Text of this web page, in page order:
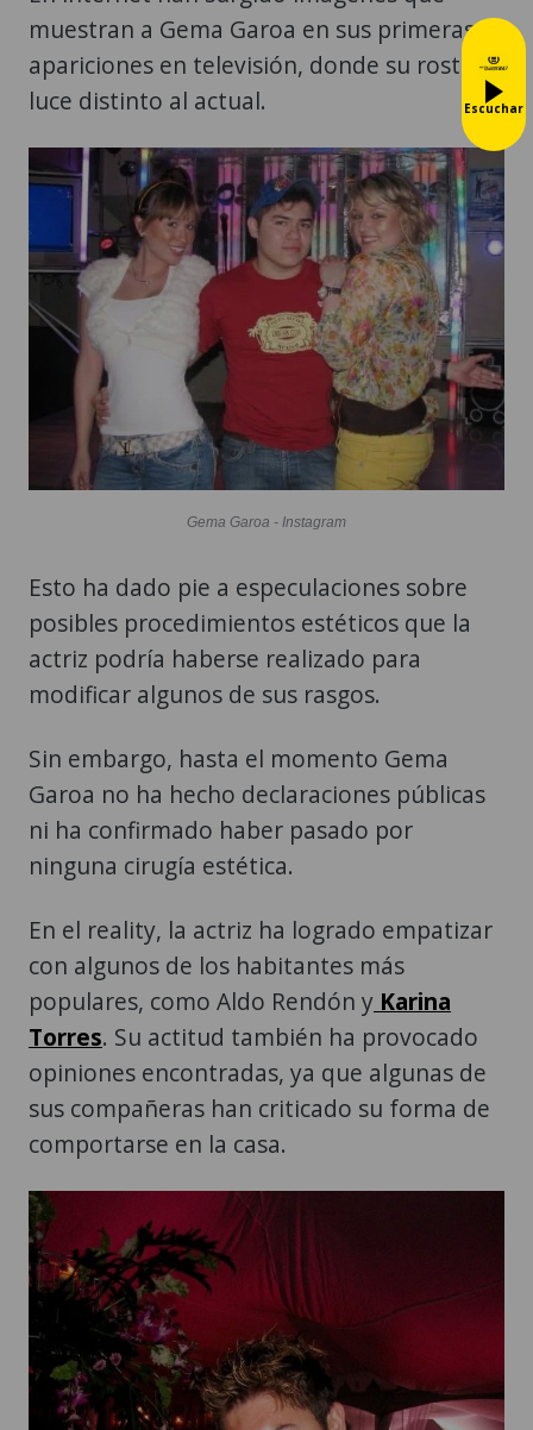
muestran a Gema Garoa en sus primeras
apariciones en televisión, donde su rostro
luce distinto al actual.
Gema Garoa - Instagram
Esto ha dado pie a especulaciones sobre
posibles procedimientos estéticos que la
actriz podría haberse realizado para
modificar algunos de sus rasgos.
Sin embargo, hasta el momento Gema
Garoa no ha hecho declaraciones públicas
ni ha confirmado haber pasado por
ninguna cirugía estética.
En el reality, la actriz ha logrado empatizar
con algunos de los habitantes más
populares, como Aldo Rendón y Karina
Torres. Su actitud también ha provocado
opiniones encontradas, ya que algunas de
sus compañeras han criticado su forma de
comportarse en la casa.
Escuchar